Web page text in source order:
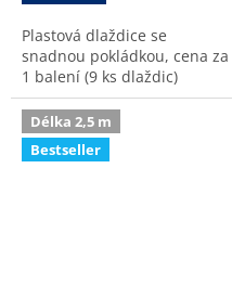
Plastová dlaždice se
snadnou pokládkou, cena za
1 balení (9 ks dlaždic)
Délka 2,5 m
Bestseller